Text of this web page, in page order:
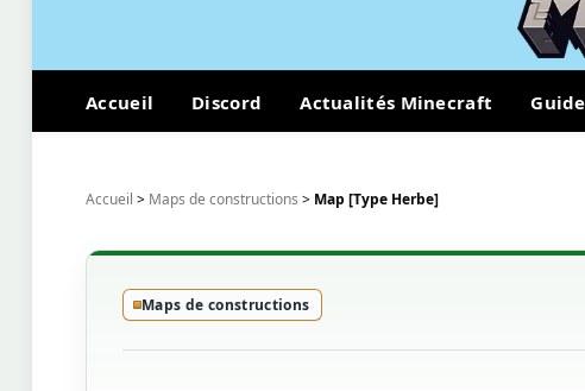
Accueil Discord Actualités Minecraft
Accueil > Maps de constructions > Map [Type Herbe]
Maps de constructions